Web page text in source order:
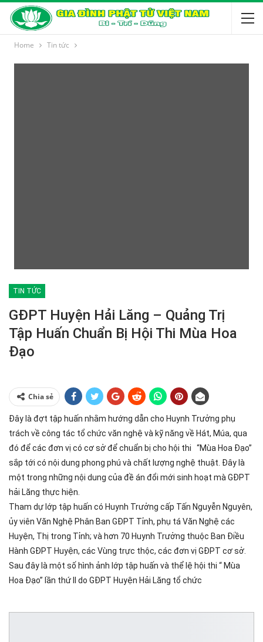
Home Tin tức
TIN TỨC
GĐPT Huyện Hải Lăng – Quảng Trị
Tập Huấn Chuẩn Bị Hội Thi Mùa Hoa
Đạo
Chia sẻ
Đây là đợt tập huấn nhằm hướng dẫn cho Huynh Trưởng phụ
trách về công tác tổ chức văn nghệ và kỹ năng về Hát, Múa, qua
đó để các đơn vị có cơ sở để chuẩn bị cho hội thi “Mùa Hoa Đạo”
sắp tới có nội dung phong phú và chất lượng nghệ thuật. Đây là
một trong những nội dung của đề án đổi mới sinh hoạt mà GĐPT
hải Lăng thực hiện.
Tham dự lớp tập huấn có Huynh Trưởng cấp Tấn Nguyễn Nguyên,
ủy viên Văn Nghệ Phân Ban GĐPT Tỉnh, phụ tá Văn Nghệ các
Huyện, Thị trong Tỉnh; và hơn 70 Huynh Trưởng thuộc Ban Điều
Hành GĐPT Huyện, các Vùng trực thộc, các đơn vị GĐPT cơ sở.
Sau đây là một số hình ảnh lớp tập huấn và thể lệ hội thi “ Mùa
Hoa Đạo” lần thứ II do GĐPT Huyện Hải Lăng tổ chức